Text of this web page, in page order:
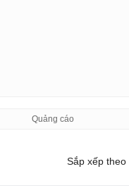
Sắp xếp theo